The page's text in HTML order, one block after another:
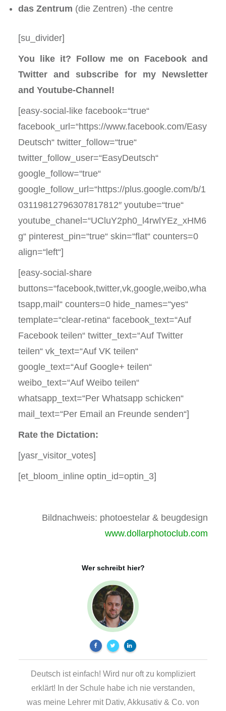
das Zentrum (die Zentren) -the centre
[su_divider]
You like it? Follow me on Facebook and
Twitter and subscribe for my Newsletter
and Youtube-Channel!
[easy-social-like facebook=“true“
facebook_url=“https://www.facebook.com/Easy
Deutsch“ twitter_follow=“true“
twitter_follow_user=“EasyDeutsch“
google_follow=“true“
google_follow_url=“https://plus.google.com/b/1
03119812796307817812″ youtube=“true“
youtube_chanel=“UCluY2ph0_l4rwlYEz_xHM6
g“ pinterest_pin=“true“ skin=“flat“ counters=0
align=“left“]
[easy-social-share
buttons=“facebook,twitter,vk,google,weibo,wha
tsapp,mail“ counters=0 hide_names=“yes“
template=“clear-retina“ facebook_text=“Auf
Facebook teilen“ twitter_text=“Auf Twitter
teilen“ vk_text=“Auf VK teilen“
google_text=“Auf Google+ teilen“
weibo_text=“Auf Weibo teilen“
whatsapp_text=“Per Whatsapp schicken“
mail_text=“Per Email an Freunde senden“]
Rate the Dictation:
[yasr_visitor_votes]
[et_bloom_inline optin_id=optin_3]
Bildnachweis: photoestelar & beugdesign
www.dollarphotoclub.com
Wer schreibt hier?
Deutsch ist einfach! Wird nur oft zu kompliziert
erklärt! In der Schule habe ich nie verstanden,
was meine Lehrer mit Dativ, Akkusativ & Co. von